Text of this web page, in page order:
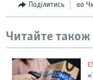
Поділитись
Читайте також